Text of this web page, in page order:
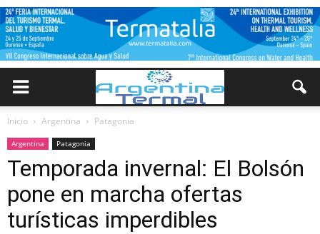
Inicio Argentina Patagonia
Argentina Patagonia
Temporada invernal: El Bolsón
pone en marcha ofertas
turísticas imperdibles